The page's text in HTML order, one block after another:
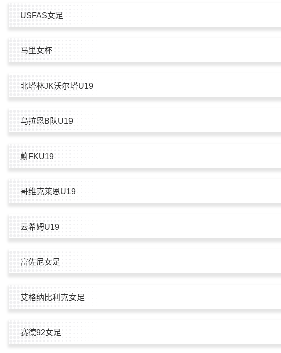
USFAS女足
马里女杯
北塔林JK沃尔塔U19
乌拉恩B队U19
蔚FKU19
哥维克莱恩U19
云希姆U19
富佐尼女足
艾格纳比利克女足
赛德92女足